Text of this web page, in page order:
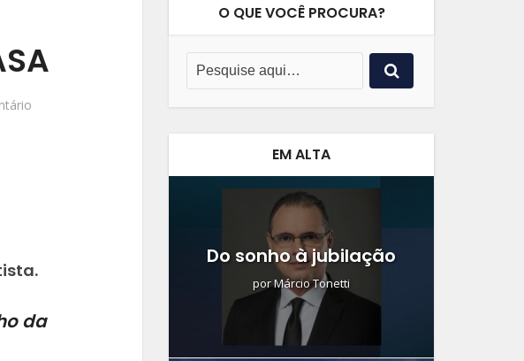
da
O QUE VOCÊ PROCURA?
EM ALTA
Do sonho à jubilação
porMárcio Tonetti